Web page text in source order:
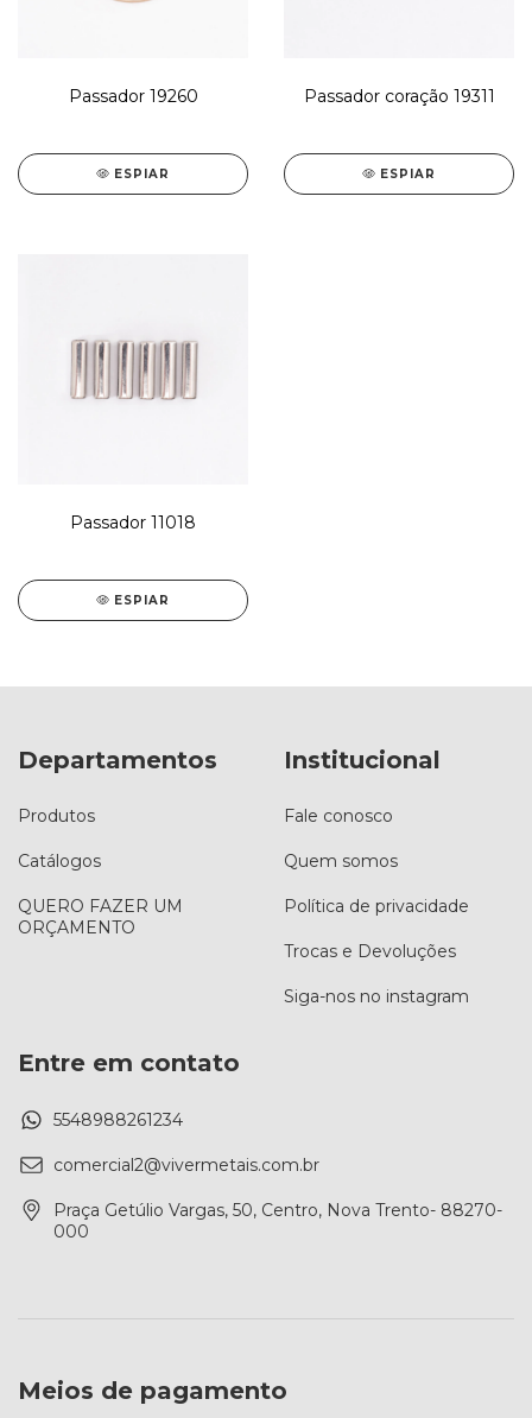
Passador 19260
ESPIAR
Passador coração 19311
ESPIAR
Passador 11018
ESPIAR
Departamentos
Produtos
Catálogos
QUERO FAZER UM
ORÇAMENTO
Institucional
Fale conosco
Quem somos
Política de privacidade
Trocas e Devoluções
Siga-nos no instagram
Entre em contato
5548988261234
comercial2@vivermetais.com.br
Praça Getúlio Vargas, 50, Centro, Nova Trento- 88270-
000
Meios de pagamento